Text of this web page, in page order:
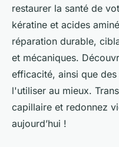
restaurer la santé de
kératine et acides
réparation durable,
et mécaniques.
efficacité, ainsi que
l'utiliser au mieux.
capillaire et redonnez
aujourd’hui !